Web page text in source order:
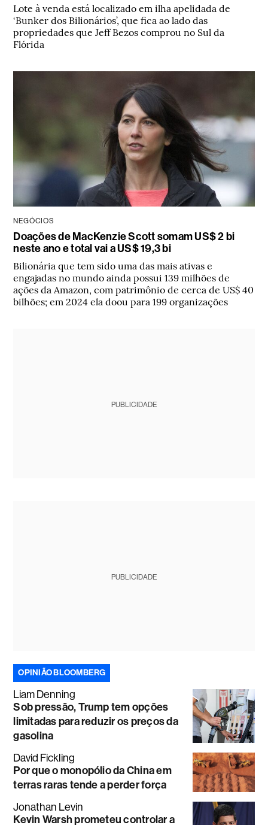
Lote à venda está localizado em ilha apelidada de
‘Bunker dos Bilionários’, que fica ao lado das
propriedades que Jeff Bezos comprou no Sul da
Flórida
NEGÓCIOS
Doações de MacKenzie Scott somam US$ 2 bi
neste ano e total vai a US$ 19,3 bi
Bilionária que tem sido uma das mais ativas e
engajadas no mundo ainda possui 139 milhões de
ações da Amazon, com patrimônio de cerca de US$ 40
bilhões; em 2024 ela doou para 199 organizações
PUBLICIDADE
PUBLICIDADE
OPINIÃO BLOOMBERG
Liam Denning
Sob pressão, Trump tem opções
limitadas para reduzir os preços da
gasolina
David Fickling
Por que o monopólio da China em
terras raras tende a perder força
Jonathan Levin
Kevin Warsh prometeu controlar a